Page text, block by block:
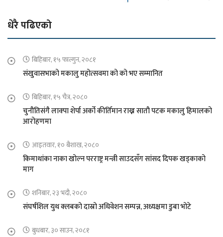
धेरै पढिएको
बिहिबार, १५ फाल्गुन, २०८१
संखुवासभाको मकालु महोत्सवमा को को भए सम्मानित
बिहिबार, १५ चैत्र, २०८०
चुनौतिसंगै लाक्पा शेर्पा अर्को कीर्तिमान राख्न सातौ पटक मकालु हिमालको
आरोहणमा
आइतवार, १० बैशाख, २०८०
किमाथांका नाका खोल्न परराष्ट्र मन्त्री साउदसँग सांसद दिपक खड्काको
माग
शनिबार, २३ भदौ, २०८०
संघर्षशिल युथ क्लबको दास्रो अधिवेशन सम्पन्न, अध्यक्षमा डुबा भोटे
बुधबार, ३० साउन, २०८१